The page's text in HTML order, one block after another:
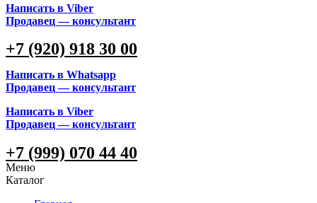
Написать в Viber
Продавец — консультант
+7 (920) 918 30 00
Написать в Whatsapp
Продавец — консультант
Написать в Viber
Продавец — консультант
+7 (999) 070 44 40
Меню
Каталог